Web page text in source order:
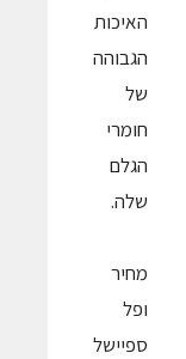
האיכות
הגבוהה
של
חומרי
הגלם
שלה.
מחיר
ופל
ספיישל